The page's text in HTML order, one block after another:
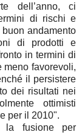
dell’anno, ci
di rischi e
andamento
di prodotti e
in termini di
meno favorevoli,
il persistere
dei risultati nei
ottimisti
per il 2010".
la fusione per